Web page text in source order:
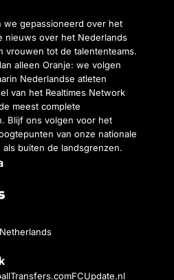
we gepassioneerd over het
nieuws over het Nederlands
vrouwen tot de talententeams.
alleen Oranje: we volgen
Nederlandse atleten
van het Realtimes Network
meest complete
Blijf ons volgen voor het
van onze nationale
buiten de landsgrenzen.
FCUpdate.nl